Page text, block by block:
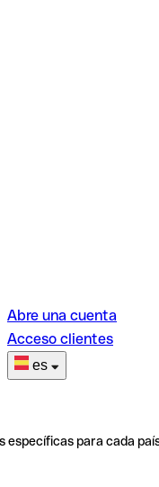
Abre una cuenta
Acceso clientes
es
específicas para cada